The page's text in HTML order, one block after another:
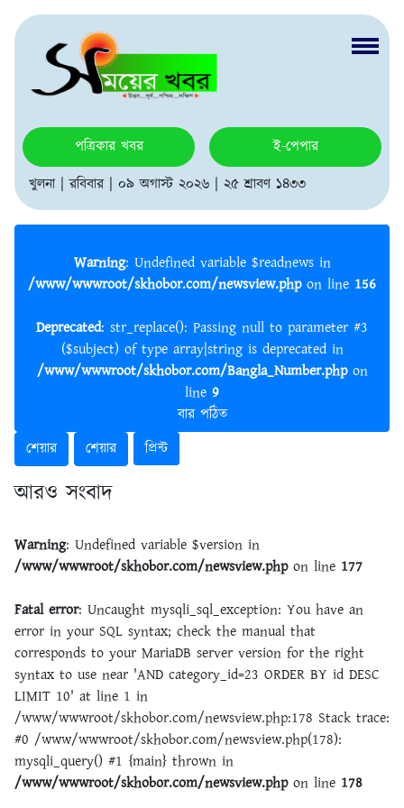
পত্রিকার খবর
ই-পেপার
খুলনা | রবিবার | ০৯ অগাস্ট ২০২৬ | ২৫ শ্রাবণ ১৪৩৩
Warning : Undefined variable $readnews in
/www/wwwroot/skhobor.com/newsview.phpon line 156
Deprecated: str_replace(): Passing null to parameter #3
($subject) of type array|string is deprecated in
/www/wwwroot/skhobor.com/Bangla_Number.phpon
line 9
বার পঠিত
শেয়ার
শেয়ার প্রিন্ট
আরও সংবাদ
Warning: Undefined variable $version in
/www/wwwroot/skhobor.com/newsview.phpon line 177
Fatal error: Uncaught mysqli_sql_exception: You have an
error in your SQL syntax; check the manual that
corresponds to your MariaDB server version for the right
syntax to use near 'AND category_id=23 ORDER BY id DESC
LIMIT 10' at line 1 in
/www/wwwroot/skhobor.com/newsview.php:178 Stack trace:
#0 /www/wwwroot/skhobor.com/newsview.php(178):
mysqli_query() #1 {main} thrown in
/www/wwwroot/skhobor.com/newsview.phpon line 178